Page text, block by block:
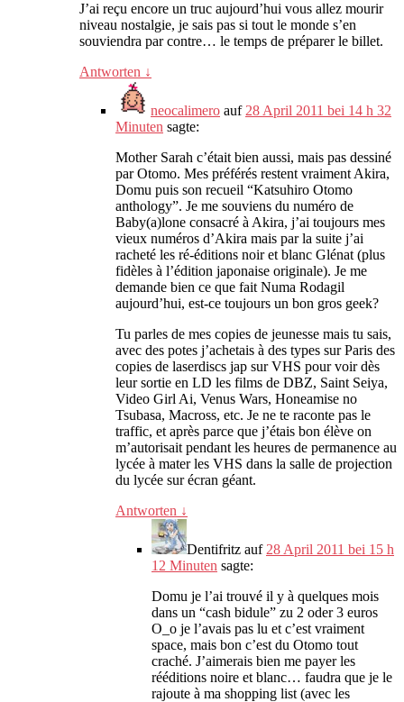
J’ai reçu encore un truc aujourd’hui vous allez mourir
niveau nostalgie, je sais pas si tout le monde s’en
souviendra par contre… le temps de préparer le billet.
Antworten ↓
neocalimero auf 28 April 2011 bei 14 h 32
Minuten sagte:
Mother Sarah c’était bien aussi, mais pas dessiné
par Otomo. Mes préférés restent vraiment Akira,
Domu puis son recueil “Katsuhiro Otomo
anthology”. Je me souviens du numéro de
Baby(a)lone consacré à Akira, j’ai toujours mes
vieux numéros d’Akira mais par la suite j’ai
racheté les ré-éditions noir et blanc Glénat (plus
fidèles à l’édition japonaise originale). Je me
demande bien ce que fait Numa Rodagil
aujourd’hui, est-ce toujours un bon gros geek?
Tu parles de mes copies de jeunesse mais tu sais,
avec des potes j’achetais à des types sur Paris des
copies de laserdiscs jap sur VHS pour voir dès
leur sortie en LD les films de DBZ, Saint Seiya,
Video Girl Ai, Venus Wars, Honeamise no
Tsubasa, Macross, etc. Je ne te raconte pas le
traffic, et après parce que j’étais bon élève on
m’autorisait pendant les heures de permanence au
lycée à mater les VHS dans la salle de projection
du lycée sur écran géant.
Antworten ↓
Dentifritz auf 28 April 2011 bei 15 h
12 Minuten sagte:
Domu je l’ai trouvé il y à quelques mois
dans un “cash bidule” zu 2 oder 3 euros
O_o je l’avais pas lu et c’est vraiment
space, mais bon c’est du Otomo tout
craché. J’aimerais bien me payer les
rééditions noire et blanc… faudra que je le
rajoute à ma shopping list (avec les